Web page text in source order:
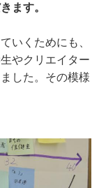
ます。
いくためにも、
やクリエイター
した。その模様